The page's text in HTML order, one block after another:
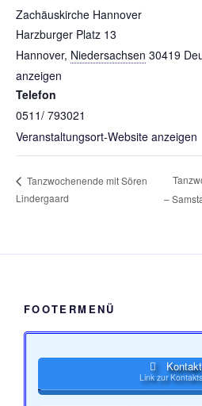
Zachäuskirche Hannover
Harzburger Platz 13
Hannover, Niedersachsen 30419
anzeigen
Telefon
0511/ 793021
Veranstaltungsort-Website anzeigen
Tanzwochenende mit Sören
Lindergaard
–
FOOTERMENÜ
Link zur